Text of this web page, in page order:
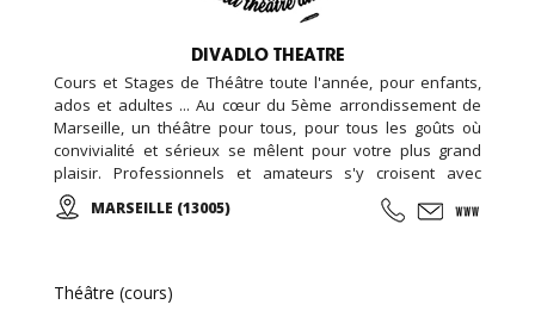
DIVADLO THEATRE
Cours et Stages de Théâtre toute l'année, pour enfants,
ados et adultes ... Au cœur du 5ème arrondissement de
Marseille, un théâtre pour tous, pour tous les goûts où
convivialité et sérieux se mêlent pour votre plus grand
plaisir. Professionnels et amateurs s'y croisent avec
passion, pour un public toujours conquis.
MARSEILLE (13005)
Théâtre (cours)